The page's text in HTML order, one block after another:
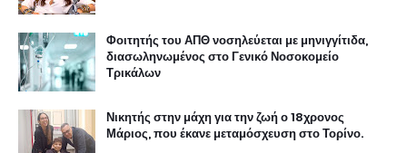
Φοιτητής του ΑΠΘ νοσηλεύεται με μηνιγγίτιδα,
διασωληνωμένος στο Γενικό Νοσοκομείο
Τρικάλων
Νικητής στην μάχη για την ζωή ο 18χρονος
Μάριος, που έκανε μεταμόσχευση στο Τορίνο.